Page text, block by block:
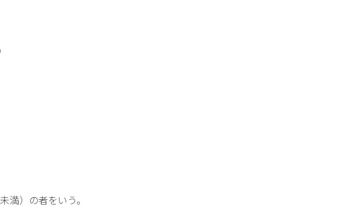
）の者をいう。